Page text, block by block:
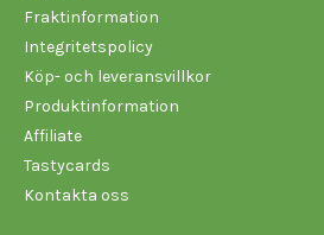
Fraktinformation
Integritetspolicy
Köp- och leveransvillkor
Produktinformation
Affiliate
Tastycards
Kontakta oss